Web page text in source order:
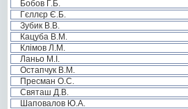
Бобов Г.Б.
Гєллєр Є.Б.
Зубик В.В.
Кацуба В.М.
Клімов Л.М.
Ланьо М.І.
Остапчук В.М.
Пресман О.С.
Святаш Д.В.
Шаповалов Ю.А.